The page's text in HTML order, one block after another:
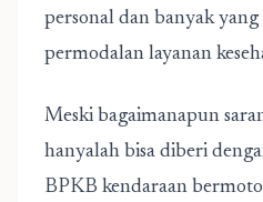
personal dan banyak
permodalan layanan
Meski bagaimanapun
hanyalah bisa diberi
BPKB kendaraan